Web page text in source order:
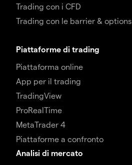
Trading con i CFD
Trading con le barrier & options
Piattaforme di trading
Piattaforma online
App per il trading
TradingView
ProRealTime
MetaTrader 4
Piattaforme a confronto
Analisi di mercato